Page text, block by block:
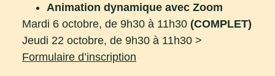
Animation dynamique avec Zoom
Mardi 6 octobre, de 9h30 à 11h30 (COMPLET)
Jeudi 22 octobre, de 9h30 à 11h30 >
Formulaire d’inscription